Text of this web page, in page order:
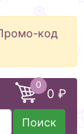
код
0
0 ₽
Поиск